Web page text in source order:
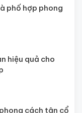
phố hợp phong
hiệu quả cho
cách tân cổ